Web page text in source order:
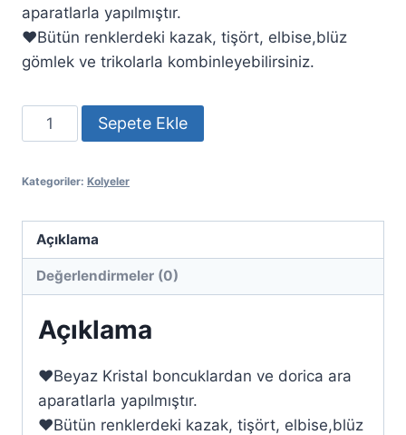
aparatlarla yapılmıştır.
❤️Bütün renklerdeki kazak, tişört, elbise,blüz
gömlek ve trikolarla kombinleyebilirsiniz.
Kolye
Akasya
Sepete Ekle
Kategoriler: Kolyeler
Açıklama
Değerlendirmeler (0)
Açıklama
❤️Beyaz Kristal boncuklardan ve dorica ara
aparatlarla yapılmıştır.
❤️Bütün renklerdeki kazak, tişört, elbise,blüz